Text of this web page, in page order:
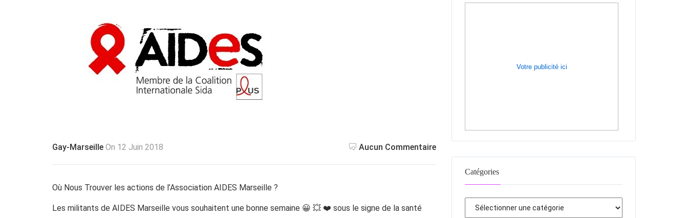
Gay-Marseille On 12 Juin 2018 Aucun Commentaire
Où Nous Trouver les actions de l’Association AIDES Marseille ?
Les militants de AIDES Marseille vous souhaitent une bonne semaine 😀 💥 ❤️ sous le signe de la santé
Votre publicité ici
Catégories